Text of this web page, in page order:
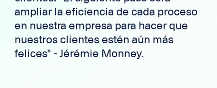
ampliar la eficiencia de cada proceso
en nuestra empresa para hacer que
nuestros clientes estén aún más
felices" - Jérémie Monney.